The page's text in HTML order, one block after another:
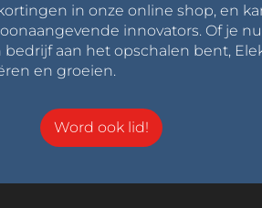
in onze online shop, en
innovators. Of je
aan het opschalen bent,
en groeien.
Word ook lid!